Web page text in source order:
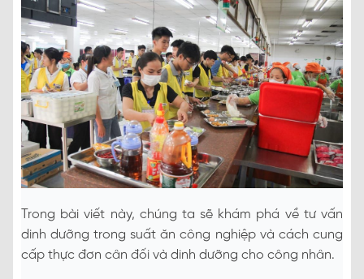
Trong bài viết này, chúng ta sẽ khám phá về tư vấn
dinh dưỡng trong suất ăn công nghiệp và cách cung
cấp thực đơn cân đối và dinh dưỡng cho công nhân.